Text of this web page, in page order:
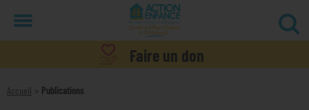
Faire un don
Accueil Publications